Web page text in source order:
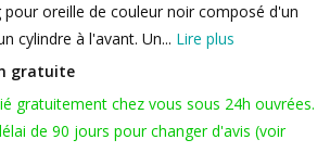
oreille de couleur noir composé d'un
cylindre à l'avant. Un... Lire plus
gratuite
gratuitement chez vous sous 24h ouvrées.
de 90 jours pour changer d'avis (voir